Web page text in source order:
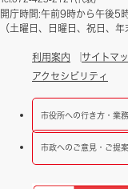
開庁時間:午前9時から午後5
（土曜日、日曜日、祝日、年
利用案内 サイトマ
アクセシビリティ
市役所への行き方・業
市政へのご意見・ご提案